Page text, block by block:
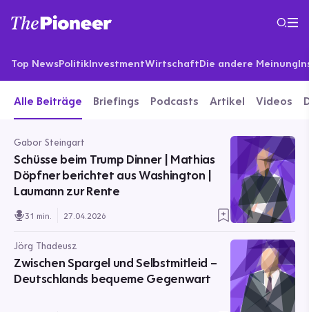
Top NewsPolitikInvestmentWirtschaftDie andere Meinung
Alle Beiträge Briefings Podcasts Artikel Videos
Gabor Steingart
Schüsse beim Trump Dinner | Mathias
Döpfner berichtet aus Washington |
Laumann zur Rente
31 min. 27.04.2026
Jörg Thadeusz
Zwischen Spargel und Selbstmitleid –
Deutschlands bequeme Gegenwart